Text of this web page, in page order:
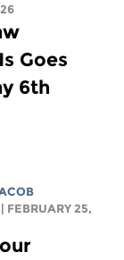
Goes
6th
| FEBRUARY 25,